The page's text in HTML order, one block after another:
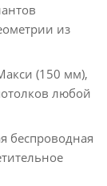
из
(150 мм),
любой
беспроводная